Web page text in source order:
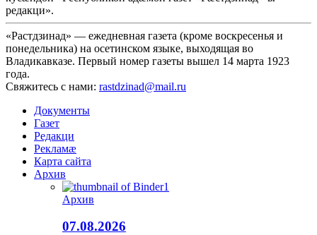
редакци».
«Растдзинад» — ежедневная газета (кроме воскресенья и
понедельника) на осетинском языке, выходящая во
Владикавказе. Первый номер газеты вышел 14 марта 1923
года.
Свяжитесь с нами: rastdzinad@mail.ru
Документы
Газет
Редакци
Рекламæ
Карта сайта
Архив
Архив
07.08.2026